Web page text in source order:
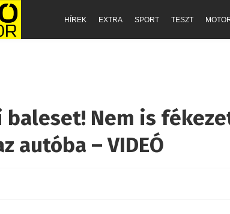
HÍREK EXTRA SPORT TESZT
baleset! Nem is
autóba – VIDEÓ